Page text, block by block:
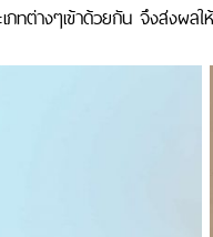
ทต่างๆเข้าด้วยกัน จึงส่งผ